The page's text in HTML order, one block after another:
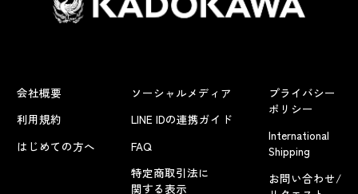
会社概要
利用規約
はじめての方へ
ソーシャルメディア
LINE IDの連携ガイド
FAQ
特定商取引法に
関する表示
プライバシー
ポリシー
International
Shipping
お問い合わせ/